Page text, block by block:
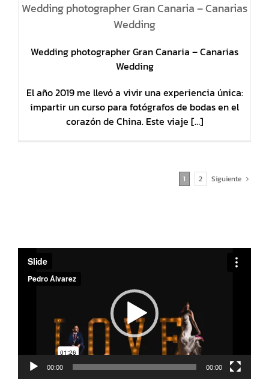
Wedding photographer Gran Canaria – Canarias
Wedding
Wedding photographer Gran Canaria – Canarias
Wedding
El año 2019 me llevó a vivir una experiencia única:
impartir un curso para fotógrafos de bodas en el
corazón de China. Este viaje […]
1 2 Siguiente
Reproductor
vídeo
00:00 00:00